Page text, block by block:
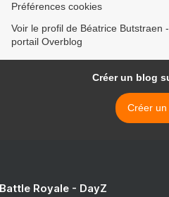
Préférences cookies
Voir le profil de Béatrice Butstraen
portail Overblog
Créer un blog
Créer un
Royale - DayZ